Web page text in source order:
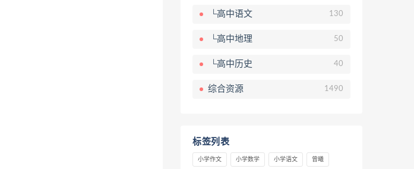
└高中语文 130
└高中地理 50
└高中历史 40
综合资源 1490
标签列表
小学作文 小学数学 小学语文 曾曦